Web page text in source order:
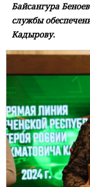
Байсангура
службы
Кадырову.